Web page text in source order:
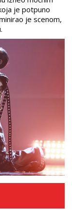
je potpuno
je scenom,